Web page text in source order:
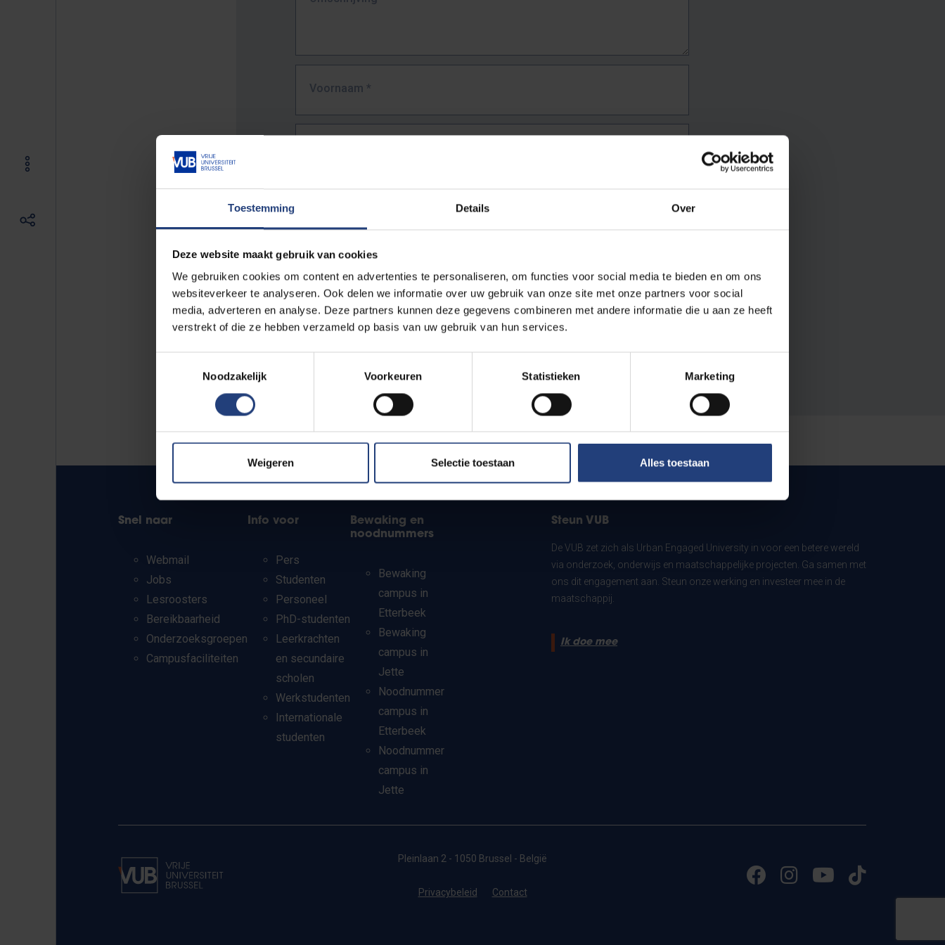
Toestemming Details Over
Deze website maakt gebruik van cookies
We gebruiken cookies om content en advertenties te personaliseren, om functies voor social media te bieden en om ons
websiteverkeer te analyseren. Ook delen we informatie over uw gebruik van onze site met onze partners voor social
media, adverteren en analyse. Deze partners kunnen deze gegevens combineren met andere informatie die u aan ze heeft
verstrekt of die ze hebben verzameld op basis van uw gebruik van hun services.
Noodzakelijk
Voorkeuren Statistieken Marketing
Weigeren Selectie toestaan Alles toestaan
Voornaam *
URL*
De volledige URL van de pagina waar je de fout zag.
Bv. https://www.vub.be/nl/studeren-aan-de-vub/alle-opleidingen
Snel naar
Webmail
Jobs
Lesroosters
Bereikbaarheid
Onderzoeksgroepen
Campusfaciliteiten
Info voor
Pers
Studenten
Personeel
PhD-studenten
Leerkrachten
en secundaire
scholen
Werkstudenten
Internationale
studenten
Bewaking en
noodnummers
Bewaking
campus in
Etterbeek
Bewaking
campus in
Jette
Noodnummer
campus in
Etterbeek
Noodnummer
campus in
Jette
Steun VUB
De VUB zet zich als Urban Engaged University in voor een betere wereld
via onderzoek, onderwijs en maatschappelijke projecten. Ga samen met
ons dit engagement aan. Steun onze werking en investeer mee in de
maatschappij.
Ik doe mee
Pleinlaan 2 - 1050 Brussel - België
Privacybeleid Contact